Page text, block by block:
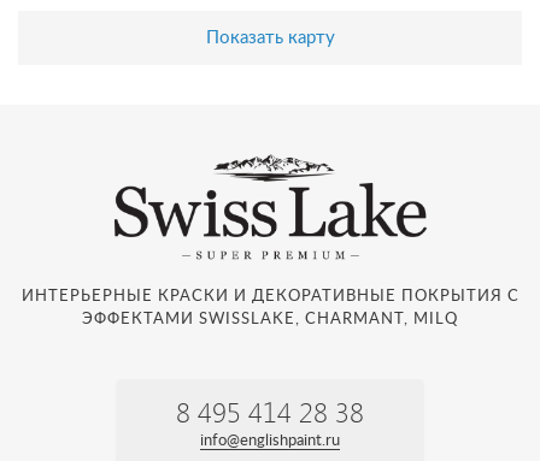
Показать карту
ИНТЕРЬЕРНЫЕ КРАСКИ И ДЕКОРАТИВНЫЕ ПОКРЫТИЯ С
ЭФФЕКТАМИ SWISSLAKE, CHARMANT, MILQ
8 495 414 28 38
info@englishpaint.ru